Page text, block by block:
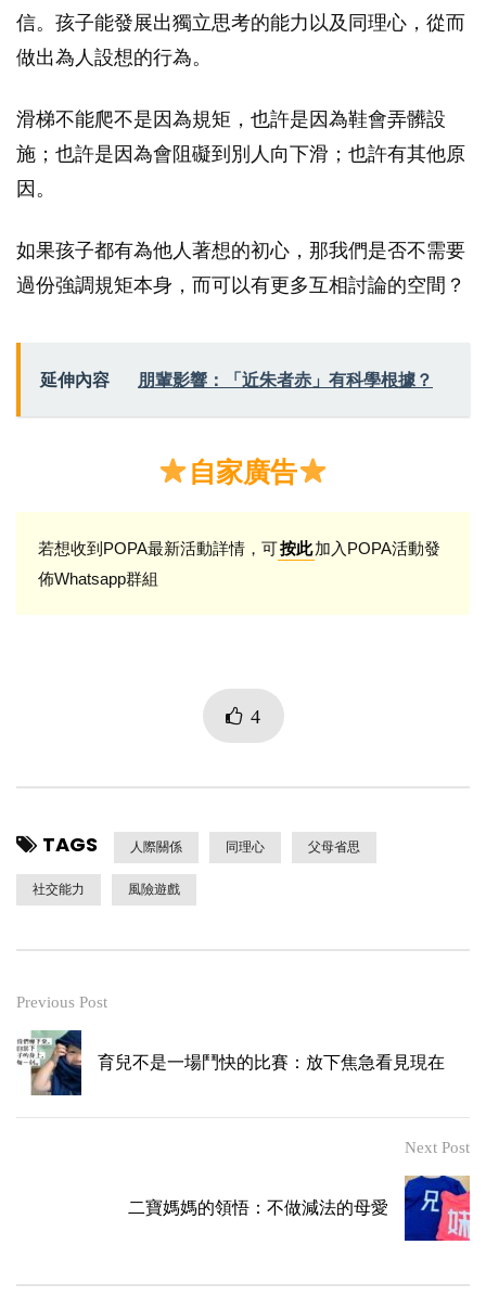
信。孩子能發展出獨立思考的能力以及同理心，從而
做出為人設想的行為。
滑梯不能爬不是因為規矩，也許是因為鞋會弄髒設
施；也許是因為會阻礙到別人向下滑；也許有其他原
因。
如果孩子都有為他人著想的初心，那我們是否不需要
過份強調規矩本身，而可以有更多互相討論的空間？
延伸內容 朋輩影響：「近朱者赤」有科學根據？
自家廣告
若想收到POPA最新活動詳情，可按此加入POPA活動發
佈Whatsapp群組
4
TAGS 人際關係 同理心 父母省思
社交能力 風險遊戲
Previous Post
育兒不是一場鬥快的比賽：放下焦急看見現在
Next Post
二寶媽媽的領悟：不做減法的母愛